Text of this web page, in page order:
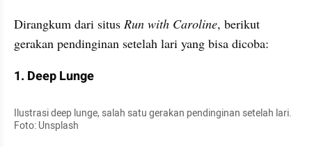
Dirangkum dari situs Run with Caroline, berikut
gerakan pendinginan setelah lari yang bisa dicoba:
1. Deep Lunge
Ilustrasi deep lunge, salah satu gerakan pendinginan setelah lari.
Foto: Unsplash